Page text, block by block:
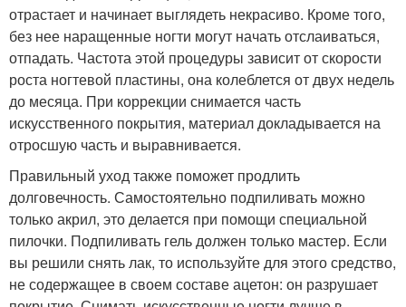
отрастает и начинает выглядеть некрасиво. Кроме того,
без нее наращенные ногти могут начать отслаиваться,
отпадать. Частота этой процедуры зависит от скорости
роста ногтевой пластины, она колеблется от двух недель
до месяца. При коррекции снимается часть
искусственного покрытия, материал докладывается на
отросшую часть и выравнивается.
Правильный уход также поможет продлить
долговечность. Самостоятельно подпиливать можно
только акрил, это делается при помощи специальной
пилочки. Подпиливать гель должен только мастер. Если
вы решили снять лак, то используйте для этого средство,
не содержащее в своем составе ацетон: он разрушает